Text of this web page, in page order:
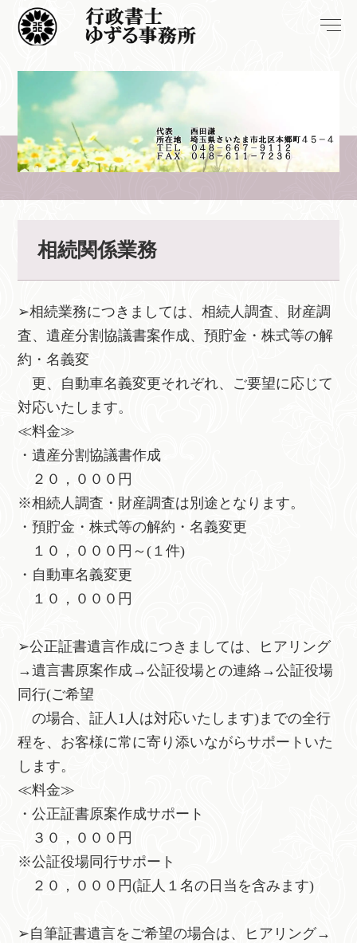
相続関係業務
➢相続業務につきましては、相続人調査、財産調
査、遺産分割協議書案作成、預貯金・株式等の解
約・名義変
更、自動車名義変更それぞれ、ご要望に応じて
対応いたします。
≪料金≫
・遺産分割協議書作成
２０，０００円
※相続人調査・財産調査は別途となります。
・預貯金・株式等の解約・名義変更
１０，０００円～(１件)
・自動車名義変更
１０，０００円
➢公正証書遺言作成につきましては、ヒアリング
→遺言書原案作成→公証役場との連絡→公証役場
同行(ご希望
の場合、証人1人は対応いたします)までの全行
程を、お客様に常に寄り添いながらサポートいた
します。
≪料金≫
・公正証書原案作成サポート
３０，０００円
※公証役場同行サポート
２０，０００円(証人１名の日当を含みます)
➢自筆証書遺言をご希望の場合は、ヒアリング→